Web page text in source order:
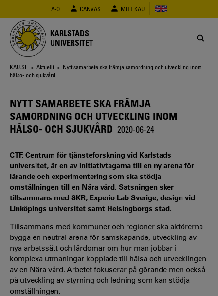
huvudinnehåll
A-Ö CANVAS MITT KAU
KARLSTADS
UNIVERSITET
Länkstig
KAU.SE > Aktuellt > Nytt samarbete ska främja samordning och utveckling inom
hälso- och sjukvård
NYTT SAMARBETE SKA FRÄMJA
SAMORDNING OCH UTVECKLING INOM
HÄLSO- OCH SJUKVÅRD 2020-06-24
CTF, Centrum för tjänsteforskning vid Karlstads
universitet, är en av initiativtagarna till en ny arena för
lärande och experimentering som ska stödja
omställningen till en Nära vård. Satsningen sker
tillsammans med SKR, Experio Lab Sverige, design vid
Linköpings universitet samt Helsingborgs stad.
Tillsammans med kommuner och regioner ska aktörerna
bygga en neutral arena för samskapande, utveckling av
nya arbetssätt och lärdomar om hur man jobbar i
komplexa utmaningar kopplade till hälsa och utvecklingen
av en Nära vård. Arbetet fokuserar på görande men också
på utveckling av styrning och ledning som kan stödja
omställningen.